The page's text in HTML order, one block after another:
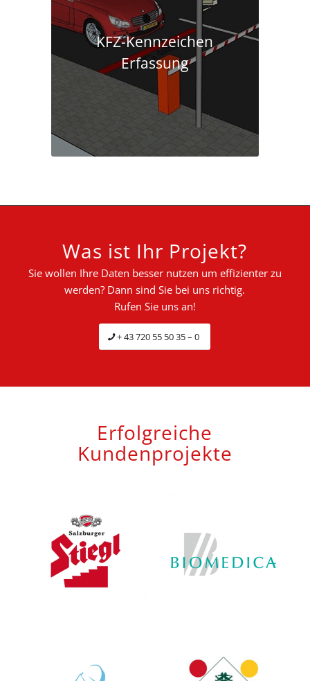
KFZ-Kennzeichen
Erfassung
Was ist Ihr Projekt?
Sie wollen Ihre Daten besser nutzen um effizienter zu
werden? Dann sind Sie bei uns richtig.
Rufen Sie uns an!
+ 43 720 55 50 35 – 0
Erfolgreiche
Kundenprojekte